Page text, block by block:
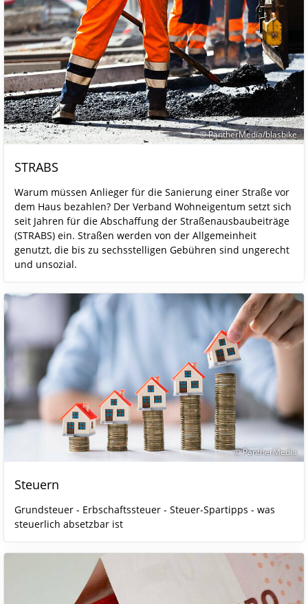
© PantherMedia/blasbike
STRABS
Warum müssen Anlieger für die Sanierung einer Straße vor
dem Haus bezahlen? Der Verband Wohneigentum setzt sich
seit Jahren für die Abschaffung der Straßenausbaubeiträge
(STRABS) ein. Straßen werden von der Allgemeinheit
genutzt, die bis zu sechsstelligen Gebühren sind ungerecht
und unsozial.
© PantherMedia
Steuern
Grundsteuer - Erbschaftssteuer - Steuer-Spartipps - was
steuerlich absetzbar ist